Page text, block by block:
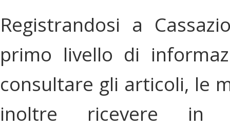
Registrandosi a
primo livello di
consultare gli articoli, le
inoltre ricevere in